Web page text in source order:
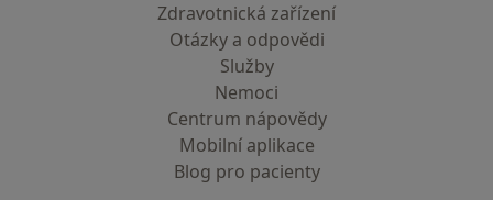
Zdravotnická zařízení
Otázky a odpovědi
Služby
Nemoci
Centrum nápovědy
Mobilní aplikace
Blog pro pacienty